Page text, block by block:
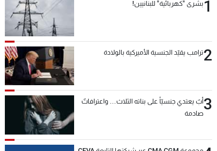
1بشرى "كهربائية" للبنانيين!
2ترامب يقيّد الجنسية الأميركية بالولادة
3أبٌ يعتدي جنسيّاً على بناته الثلاث… واعترافاتٌ
صادمة